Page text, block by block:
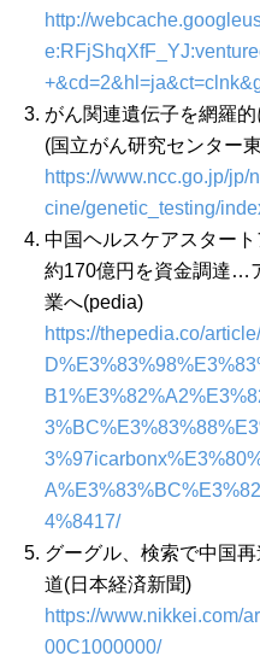
http://
がん関連遺伝子を網羅
(国立がん研究センター
https://www.ncc.go.jp/
cine/genetic_testing/
中国ヘルスケアスター
約170億円を資金調達…
業へ(pedia)
https://thepedia.co/
4%8417/
グーグル、検索で中国
道(日本経済新聞)
https://www.nikkei.com/
00C1000000/